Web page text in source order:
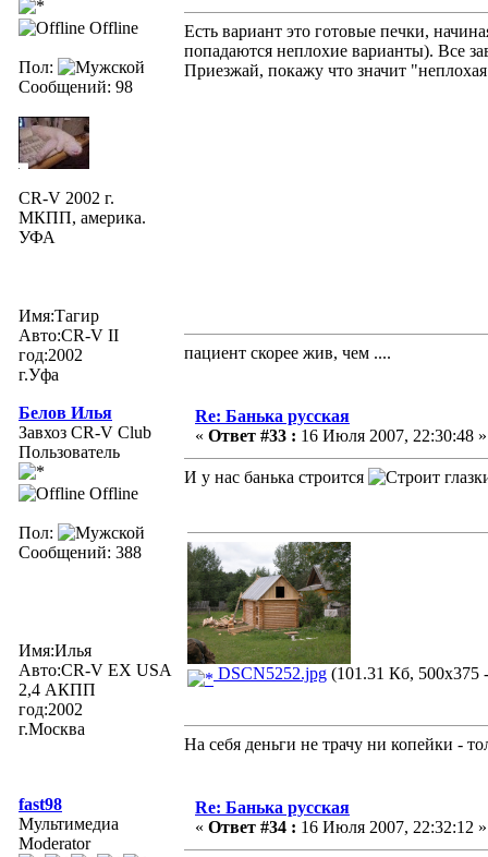
Offline
Пол:
Сообщений: 98
CR-V 2002 г.
МКПП, америка.
УФА
Имя:Тагир
Авто:CR-V II
год:2002
г.Уфа
Есть вариант это готовые печки,
попадаются неплохие варианты). Все
Приезжай, покажу что значит
пациент скорее жив, чем ....
Белов Илья
Завхоз CR-V Club
Пользователь
Offline
Пол:
Сообщений: 388
Имя:Илья
Авто:CR-V EX USA
2,4 АКПП
год:2002
г.Москва
Re: Банька русская
« Ответ #33 : 16 Июля 2007, 22:30:48 »
И у нас банька строится
DSCN5252.jpg (101.31 Кб, 500x375
На себя деньги не трачу ни копейки -
fast98
Mультимедиа
Moderator
Re: Банька русская
« Ответ #34 : 16 Июля 2007, 22:32:12 »